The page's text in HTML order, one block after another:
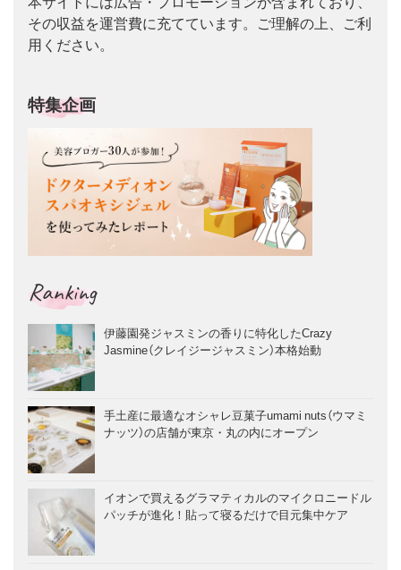
その収益を運営費に充てています。ご理解の上、ご利
用ください。
特集企画
Ranking
伊藤園発ジャスミンの香りに特化したCrazy
Jasmine（クレイジージャスミン）本格始動
手土産に最適なオシャレ豆菓子umami nuts（ウマミ
ナッツ）の店舗が東京・丸の内にオープン
イオンで買えるグラマティカルのマイクロニードル
パッチが進化！貼って寝るだけで目元集中ケア